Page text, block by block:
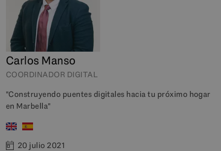
Carlos Manso
COORDINADOR DIGITAL
"Construyendo puentes digitales hacia tu próximo hogar
en Marbella"
20 julio 2021